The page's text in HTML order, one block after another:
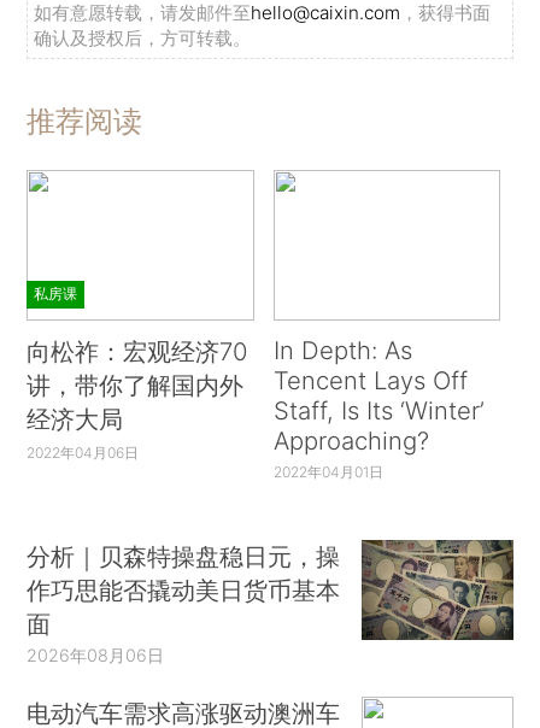
如有意愿转载，请发邮件至hello@caixin.com ，获得书面
确认及授权后，方可转载。
推荐阅读
私房课
向松祚：宏观经济70
讲，带你了解国内外
经济大局
2022年04月06日
In Depth: As
Tencent Lays Off
Staff, Is Its ‘Winter’
Approaching?
2022年04月01日
分析｜贝森特操盘稳日元，操
作巧思能否撬动美日货币基本
面
2026年08月06日
电动汽车需求高涨驱动澳洲车